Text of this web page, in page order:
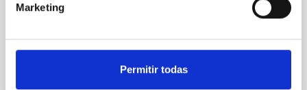
Marketing
Permitir todas
Fecha de publicación: